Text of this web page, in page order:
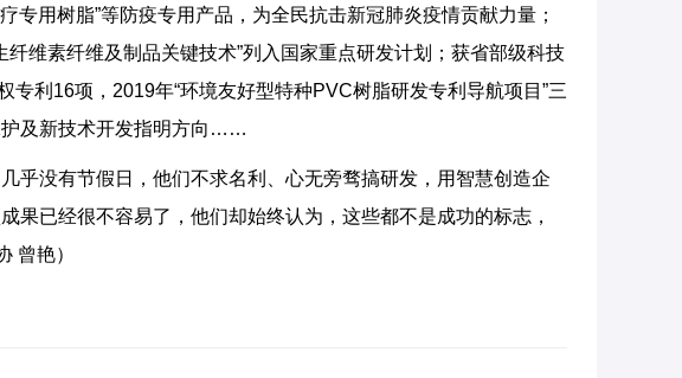
专用树脂”等防疫专用产品，为全民抗击新冠肺炎疫情贡献力量；
维素纤维及制品关键技术”列入国家重点研发计划；获省部级科技
利16项，2019年“环境友好型特种PVC树脂研发专利导航项目”三
护及新技术开发指明方向……
乎没有节假日，他们不求名利、心无旁骛搞研发，用智慧创造企
果已经很不容易了，他们却始终认为，这些都不是成功的标志，
曾艳）